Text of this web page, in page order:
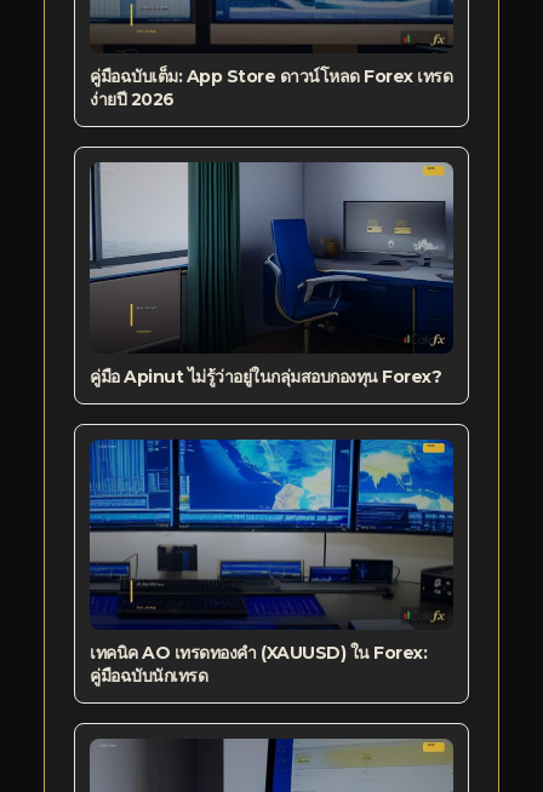
คู่มือฉบับเต็ม: App Store ดาวน์โหลด Forex เทรด
ง่ายปี 2026
คู่มือ Apinut ไม่รู้ว่าอยู่ในกลุ่มสอบกองทุน Forex?
เทคนิค AO เทรดทองคำ (XAUUSD) ใน Forex:
คู่มือฉบับนักเทรด